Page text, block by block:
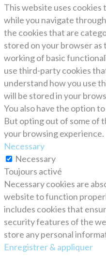
This website uses
while you navigate
the cookies that are
stored on your browser
working of basic
use third-party cookies
understand how you use
will be stored in your
You also have the option
But opting out of some of
your browsing experience.
Necessary
Necessary
Toujours activé
Necessary cookies are
website to function
includes cookies that
security features of the
store any personal
Enregistrer & appliquer